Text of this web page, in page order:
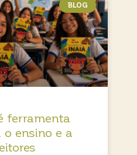
BLOG
ferramenta
o ensino e a